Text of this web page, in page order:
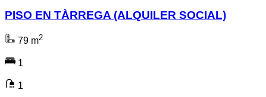
PISO EN TÀRREGA (ALQUILER SOCIAL)
79 m2
1
1